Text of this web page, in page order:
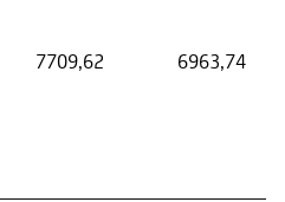
7709,62 6963,74